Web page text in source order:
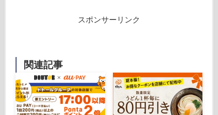
スポンサーリンク
関連記事